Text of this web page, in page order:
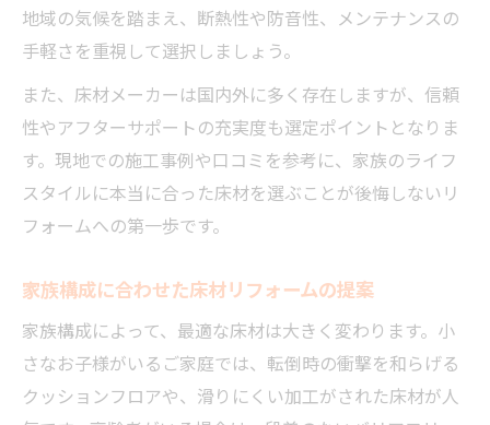
地域の気候を踏まえ、断熱性や防音性、メンテナンスの
手軽さを重視して選択しましょう。
また、床材メーカーは国内外に多く存在しますが、信頼
性やアフターサポートの充実度も選定ポイントとなりま
す。現地での施工事例や口コミを参考に、家族のライフ
スタイルに本当に合った床材を選ぶことが後悔しないリ
フォームへの第一歩です。
家族構成に合わせた床材リフォームの提案
家族構成によって、最適な床材は大きく変わります。小
さなお子様がいるご家庭では、転倒時の衝撃を和らげる
クッションフロアや、滑りにくい加工がされた床材が人